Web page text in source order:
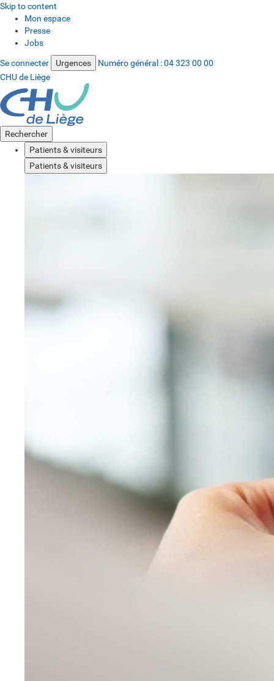
Skip to content
Mon espace
Presse
Jobs
Se connecter Urgences Numéro général :04 323 00 00
CHU de Liège
Rechercher
Patients & visiteurs
Patients & visiteurs